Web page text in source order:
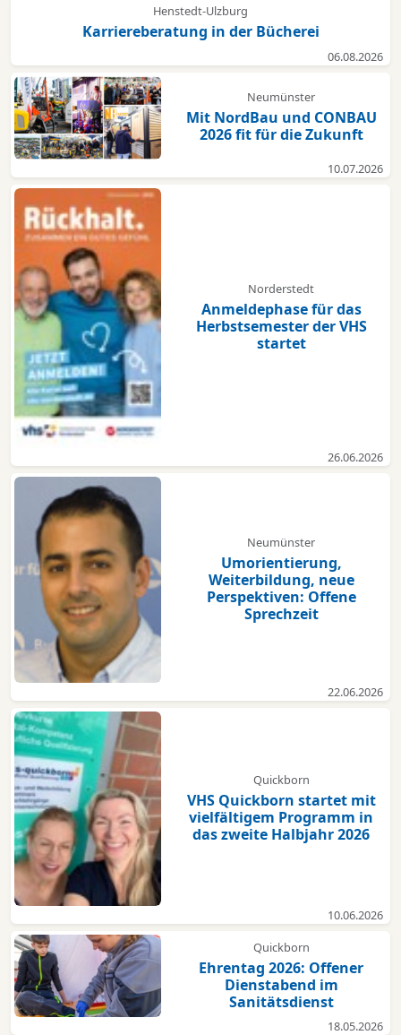
Henstedt-Ulzburg
Karriereberatung in der Bücherei
06.08.2026
Neumünster
Mit NordBau und CONBAU
2026 fit für die Zukunft
10.07.2026
Norderstedt
Anmeldephase für das
Herbstsemester der VHS
startet
26.06.2026
Neumünster
Umorientierung,
Weiterbildung, neue
Perspektiven: Offene
Sprechzeit
22.06.2026
Quickborn
VHS Quickborn startet mit
vielfältigem Programm in
das zweite Halbjahr 2026
10.06.2026
Quickborn
Ehrentag 2026: Offener
Dienstabend im
Sanitätsdienst
18.05.2026